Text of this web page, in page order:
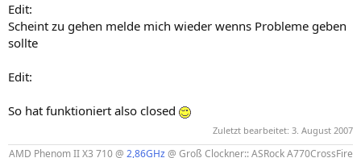
Edit:
Scheint zu gehen melde mich wieder wenns Probleme geben
sollte
Edit:
So hat funktioniert also closed
Zuletzt bearbeitet: 3. August 2007
AMD Phenom II X3 710 @ 2,86GHz@ Groß Clockner:: ASRock A770CrossFire